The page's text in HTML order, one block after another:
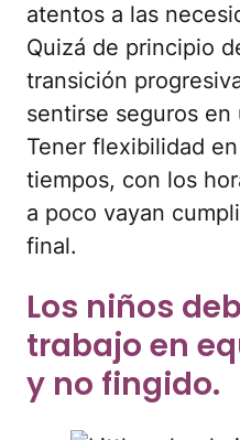
atentos a las
Quizá de principio
transición
sentirse seguros
Tener flexibilidad
tiempos, con los
a poco vayan
final.
Los niños
trabajo en
y no fingido.